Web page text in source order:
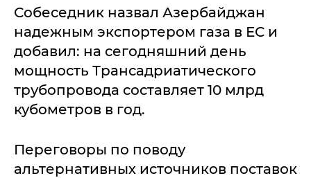
Собеседник назвал Азербайджан
надежным экспортером газа в ЕС и
добавил: на сегодняшний день
мощность Трансадриатического
трубопровода составляет 10 млрд
кубометров в год.
Переговоры по поводу
альтернативных источников поставок